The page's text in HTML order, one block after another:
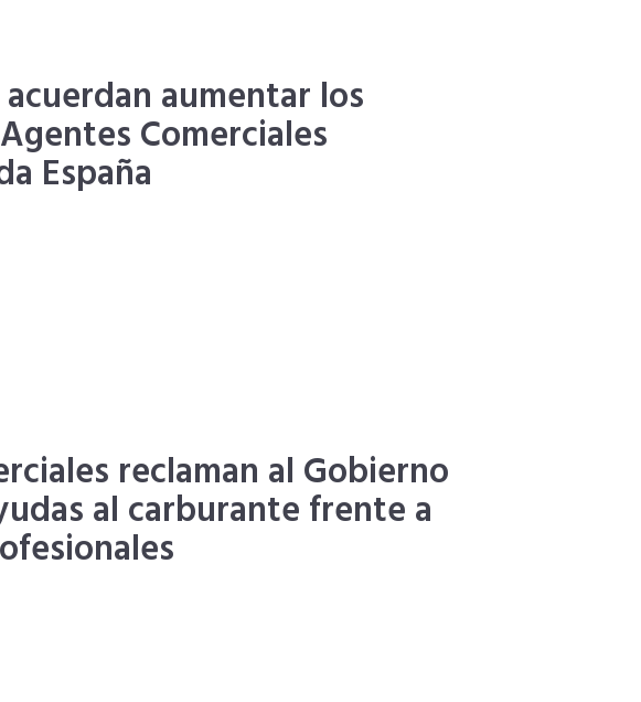
acuerdan aumentar los
Comerciales
España
reclaman al Gobierno
al carburante frente a